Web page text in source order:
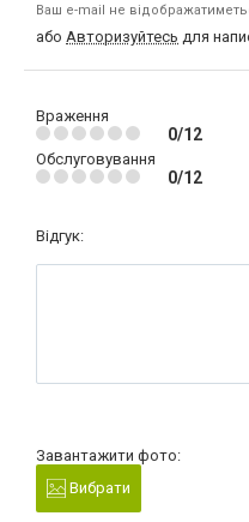
Ваш e-mail не
або Авторизуйтесь для
Враження
0/12
Обслуговування
0/12
Відгук:
Завантажити фото:
Вибрати